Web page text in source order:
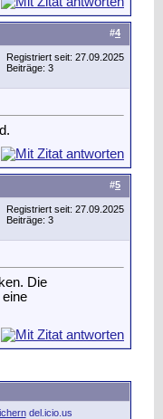
#4
Registriert seit: 27.09.2025
Beiträge: 3
#5
Registriert seit: 27.09.2025
Beiträge: 3
Die
del.icio.us